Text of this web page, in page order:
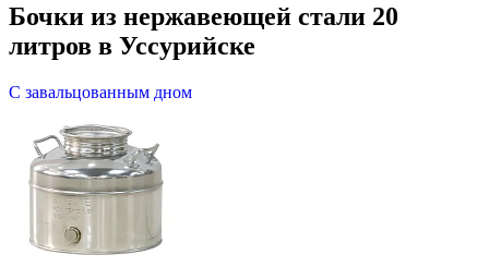
Бочки из нержавеющей стали 20
литров в Уссурийске
С завальцованным дном